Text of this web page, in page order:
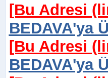
[Bu Adresi
BEDAVA'ya
[Bu Adresi
BEDAVA'ya